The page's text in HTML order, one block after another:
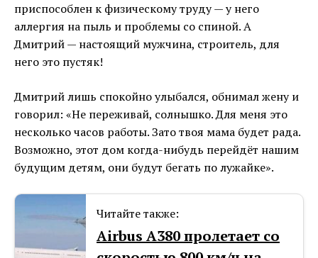
приспособлен к физическому труду — у него
аллергия на пыль и проблемы со спиной. А
Дмитрий — настоящий мужчина, строитель, для
него это пустяк!
Дмитрий лишь спокойно улыбался, обнимал жену и
говорил: «Не переживай, солнышко. Для меня это
несколько часов работы. Зато твоя мама будет рада.
Возможно, этот дом когда-нибудь перейдёт нашим
будущим детям, они будут бегать по лужайке».
Читайте также:
Airbus А380 пролетает со